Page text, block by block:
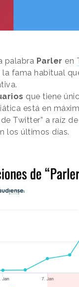
palabra Parler en
fama habitual
que tiene
está en
Twitter” a raíz
los últimos días.